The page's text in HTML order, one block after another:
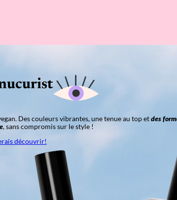
Des couleurs vibrantes, une tenue au top etdes
, sans compromis sur le style !
découvrir!